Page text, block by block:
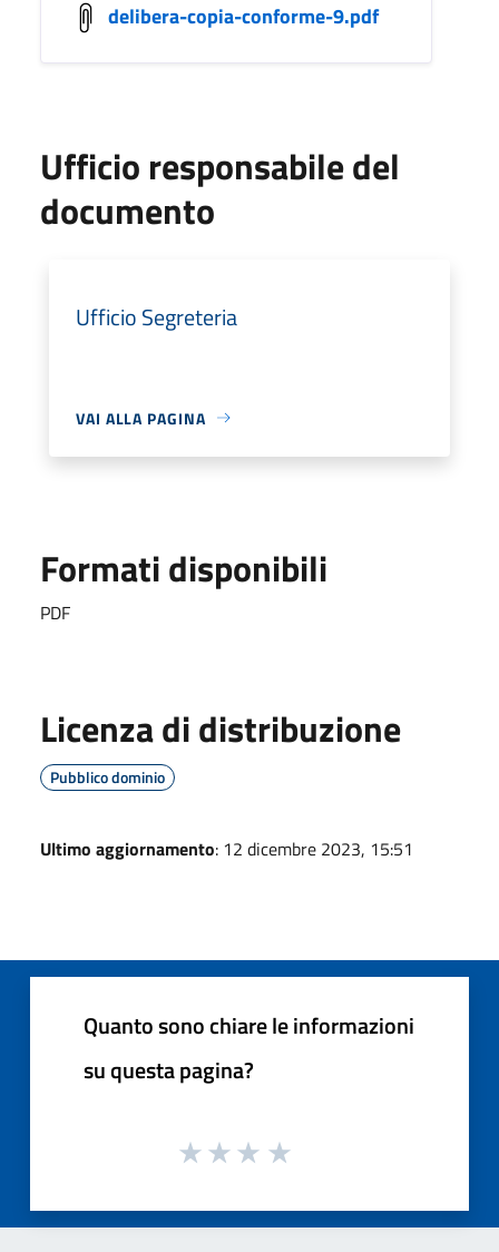
delibera-copia-conforme-9.pdf
Ufficio responsabile del
documento
Ufficio Segreteria
VAI ALLA PAGINA
Formati disponibili
PDF
Licenza di distribuzione
Pubblico dominio
Ultimo aggiornamento: 12 dicembre 2023, 15:51
Quanto sono chiare le informazioni
su questa pagina?